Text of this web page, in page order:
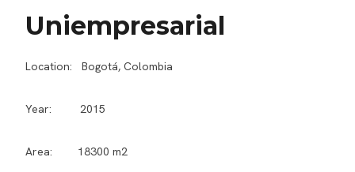
Uniempresarial
Location: Bogotá, Colombia
Year: 2015
Area: 18300 m2